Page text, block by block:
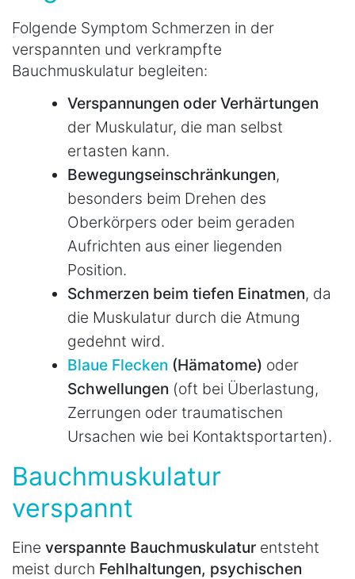
Folgende Symptom Schmerzen in der
verspannten und verkrampfte
Bauchmuskulatur begleiten:
Verspannungen oder Verhärtungen
der Muskulatur, die man selbst
ertasten kann.
Bewegungseinschränkungen,
besonders beim Drehen des
Oberkörpers oder beim geraden
Aufrichten aus einer liegenden
Position.
Schmerzen beim tiefen Einatmen, da
die Muskulatur durch die Atmung
gedehnt wird.
Blaue Flecken (Hämatome) oder
Schwellungen (oft bei Überlastung,
Zerrungen oder traumatischen
Ursachen wie bei Kontaktsportarten).
Bauchmuskulatur
verspannt
Eine verspannte Bauchmuskulatur entsteht
meist durch Fehlhaltungen, psychischen